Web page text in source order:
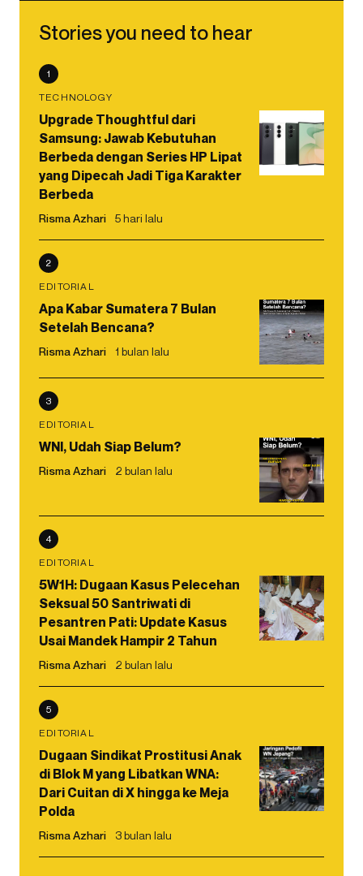
Stories you need to hear
1
TECHNOLOGY
Upgrade Thoughtful dari
Samsung: Jawab Kebutuhan
Berbeda dengan Series HP Lipat
yang Dipecah Jadi Tiga Karakter
Berbeda
Risma Azhari 5 hari lalu
2
EDITORIAL
Apa Kabar Sumatera 7 Bulan
Setelah Bencana?
Risma Azhari 1 bulan lalu
3
EDITORIAL
WNI, Udah Siap Belum?
Risma Azhari 2 bulan lalu
4
EDITORIAL
5W1H: Dugaan Kasus Pelecehan
Seksual 50 Santriwati di
Pesantren Pati: Update Kasus
Usai Mandek Hampir 2 Tahun
Risma Azhari 2 bulan lalu
5
EDITORIAL
Dugaan Sindikat Prostitusi Anak
di Blok M yang Libatkan WNA:
Dari Cuitan di X hingga ke Meja
Polda
Risma Azhari 3 bulan lalu